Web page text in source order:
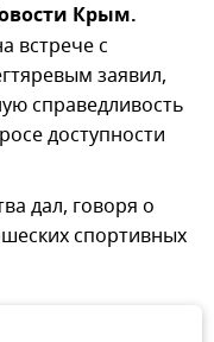
Крым.
встрече с
заявил,
справедливость
доступности
дал, говоря о
спортивных